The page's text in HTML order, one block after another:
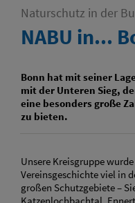
Naturschutz in der
NABU in...
Bonn hat mit seiner
mit der Unteren Sieg,
eine besonders große
zu bieten.
Unsere Kreisgruppe
Vereinsgeschichte viel in
großen Schutzgebiete –